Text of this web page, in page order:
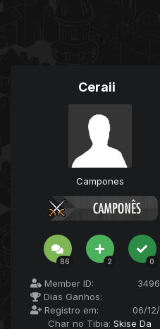
Ceraii
Campones
86 2 0
Member ID:
Dias Ganhos:
Registro em:
06/
Char no Tibia: Skise Da